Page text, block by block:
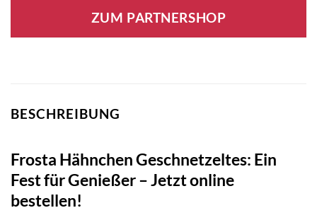
ZUM PARTNERSHOP
BESCHREIBUNG
Frosta Hähnchen Geschnetzeltes: Ein
Fest für Genießer – Jetzt online
bestellen!